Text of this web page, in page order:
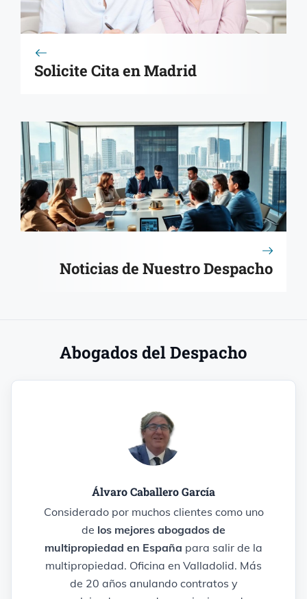
Solicite Cita en Madrid
Noticias de Nuestro Despacho
Abogados del Despacho
Álvaro Caballero García
Considerado por muchos clientes como uno
de los mejores abogados de
multipropiedad en España para salir de la
multipropiedad. Oficina en Valladolid. Más
de 20 años anulando contratos y